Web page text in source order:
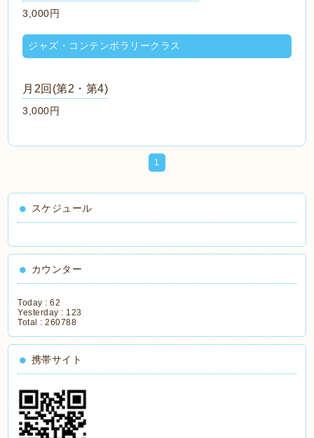
3,000円
ジャズ・コンテンポラリークラス
月2回(第2・第4)
3,000円
1
スケジュール
カウンター
Today :62
Yesterday : 123
Total :260788
携帯サイト